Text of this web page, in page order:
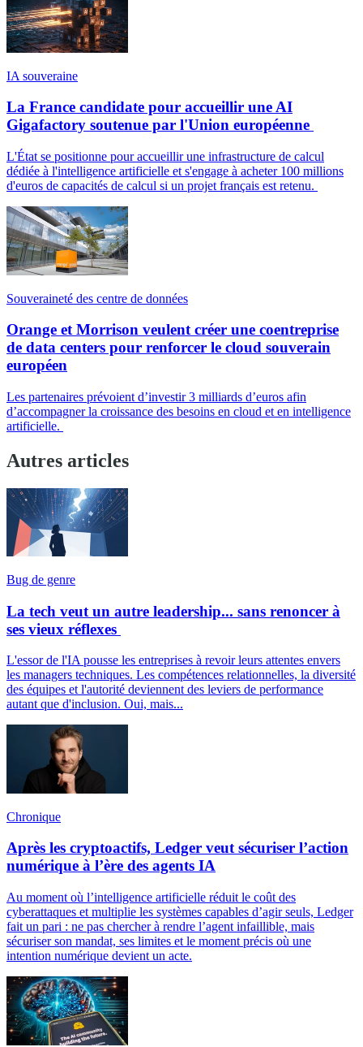
IA souveraine
La France candidate pour accueillir une AI
Gigafactory soutenue par l'Union européenne
L'État se positionne pour accueillir une infrastructure de calcul
dédiée à l'intelligence artificielle et s'engage à acheter 100 millions
d'euros de capacités de calcul si un projet français est retenu.
Souveraineté des centre de données
Orange et Morrison veulent créer une coentreprise
de data centers pour renforcer le cloud souverain
européen
Les partenaires prévoient d’investir 3 milliards d’euros afin
d’accompagner la croissance des besoins en cloud et en intelligence
artificielle.
Autres articles
Bug de genre
La tech veut un autre leadership... sans renoncer à
ses vieux réflexes
L'essor de l'IA pousse les entreprises à revoir leurs attentes envers
les managers techniques. Les compétences relationnelles, la diversité
des équipes et l'autorité deviennent des leviers de performance
autant que d'inclusion. Oui, mais...
Chronique
Après les cryptoactifs, Ledger veut sécuriser l’action
numérique à l’ère des agents IA
Au moment où l’intelligence artificielle réduit le coût des
cyberattaques et multiplie les systèmes capables d’agir seuls, Ledger
fait un pari : ne pas chercher à rendre l’agent infaillible, mais
sécuriser son mandat, ses limites et le moment précis où une
intention numérique devient un acte.